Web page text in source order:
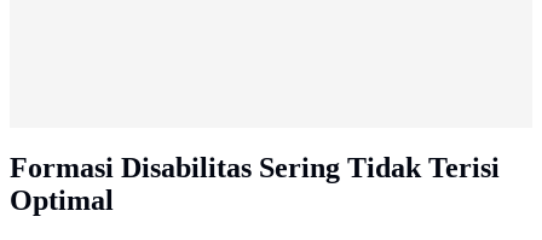
Formasi Disabilitas Sering Tidak Terisi
Optimal